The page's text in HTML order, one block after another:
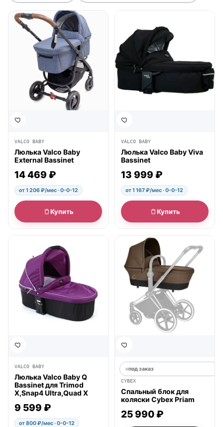
● в наличии
VALCO BABY
Люлька Valco Baby
External Bassinet
14 469 ₽
от 1 206 ₽/мес · 0-0-12
Купить
VALCO BABY
Люлька Valco Baby Viva
Bassinet
13 999 ₽
от 1 167 ₽/мес · 0-0-12
Купить
● в наличии
VALCO BABY
Люлька Valco Baby Q
Bassinet для Trimod
X,Snap4 Ultra,Quad X
9 599 ₽
от 800 ₽/мес · 0-0-12
под заказ
CYBEX
Спальный блок для
коляски Cybex Priam
25 990 ₽